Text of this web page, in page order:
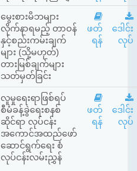
မွေးစားမိဘများ
လိုက်နာရမည့် တာဝန်
နှင့်စည်းကမ်းချက်
များ (သို့မဟုတ်)
တားမြစ်ချက်များ
သတ်မှတ်ခြင်း
ဖတ်
ရန်
ဒေါင်း
လုပ်
လူမှုရေးရာဖြစ်ရပ်
စီမံခန့်ခွဲရေးစနစ်
ဆိုင်ရာ လုပ်ငန်း
အကောင်အထည်ဖော်
ဆောင်ရွက်ရေး စံ
လုပ်ငန်းလမ်းညွှန်
ဖတ်
ရန်
ဒေါင်း
လုပ်